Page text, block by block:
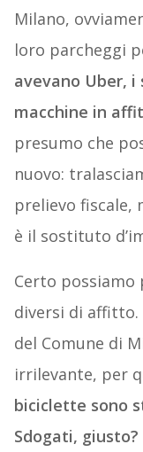
Milano,
loro parcheggi
avevano Uber,
macchine in
presumo che
nuovo:
prelievo fiscale,
è il sostituto
Certo
diversi di
del Comune di
irrilevante, per
biciclette sono
Sdogati,